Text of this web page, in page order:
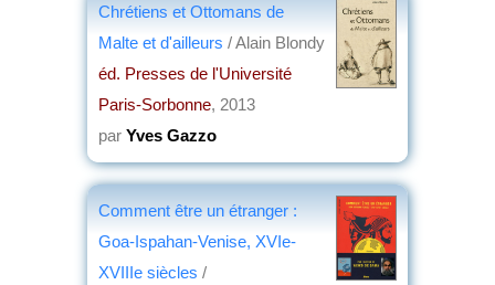
Chrétiens et Ottomans de
Malte et d'ailleurs / Alain Blondy
éd. Presses de l'Université
Paris-Sorbonne, 2013
par Yves Gazzo
Comment être un étranger :
Goa-Ispahan-Venise, XVIe-
XVIIIe siècles /